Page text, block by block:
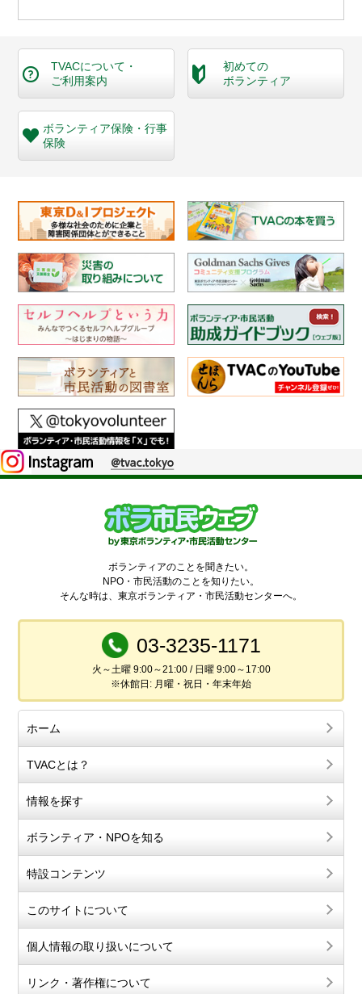
TVACについて・
ご利用案内
初めての
ボランティア
ボランティア保険・行事
保険
ボランティアのことを聞きたい。
NPO・市民活動のことを知りたい。
そんな時は、東京ボランティア・市民活動センターへ。
03-3235-1171
火～土曜 9:00～21:00 / 日曜 9:00～17:00
※休館日: 月曜・祝日・年末年始
ホーム
TVACとは？
情報を探す
ボランティア・NPOを知る
特設コンテンツ
このサイトについて
個人情報の取り扱いについて
リンク・著作権について